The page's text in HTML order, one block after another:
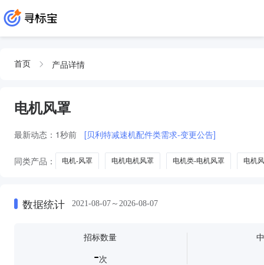
首页 产品详情
电机风罩
最新动态： 1秒前 [贝利特减速机配件类需求-变更公告]
同类产品： 电机-风罩 电机电机风罩 电机类-电机风罩 电机
数据统计 2021-08-07～2026-08-07
招标数量
-次